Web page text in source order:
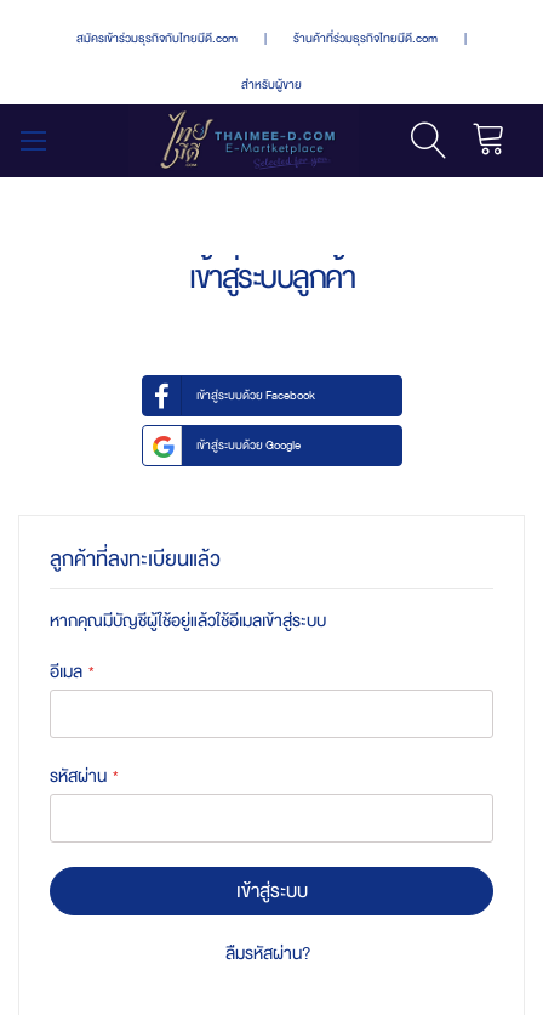
สมัครเข้าร่วมธุรกิจกับไทยมีดี.com | ร้านค้าที่ร่วมธุรกิจไทยมีดี.com |
สำหรับผู้ขาย
เข้าสู่ระบบลูกค้า
เข้าสู่ระบบด้วย Facebook
เข้าสู่ระบบด้วย Google
ลูกค้าที่ลงทะเบียนแล้ว
หากคุณมีบัญชีผู้ใช้อยู่แล้วใช้อีเมลเข้าสู่ระบบ
อีเมล
รหัสผ่าน
เข้าสู่ระบบ
ลืมรหัสผ่าน?